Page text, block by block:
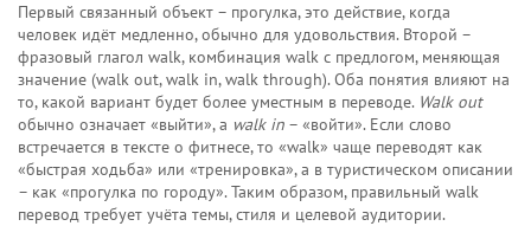
Первый связанный объект – прогулка,это действие, когда
человек идёт медленно, обычно для удовольствия. Второй –
фразовый глагол walk, комбинация walk с предлогом, меняющая
значение (walk out, walk in, walk through). Оба понятия влияют на
то, какой вариант будет более уместным в переводе. Walk out
обычно означает «выйти», а walk in – «войти». Если слово
встречается в тексте о фитнесе, то «walk» чаще переводят как
«быстрая ходьба» или «тренировка», а в туристическом описании
– как «прогулка по городу». Таким образом, правильный walk
перевод требует учёта темы, стиля и целевой аудитории.